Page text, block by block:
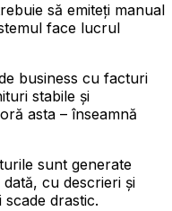
să emiteți manual
face lucrul
business cu facturi
stabile și
asta – înseamnă
sunt generate
cu descrieri și
drastic.